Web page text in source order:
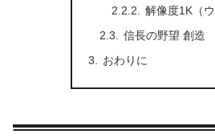
解像度1K（ウ
信長の野望 創造
おわりに